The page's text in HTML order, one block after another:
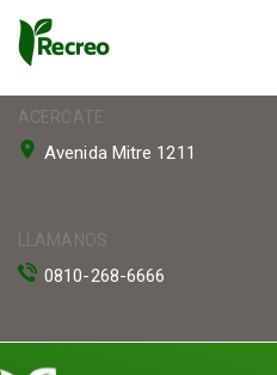
ACERCATE
Avenida Mitre 1211
LLAMANOS
0810-268-6666